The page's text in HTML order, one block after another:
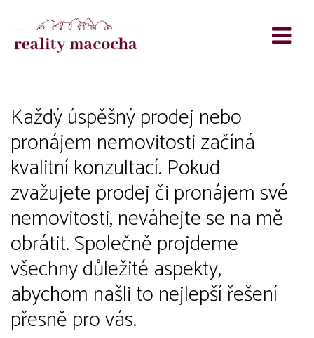
Každý úspěšný prodej nebo
pronájem nemovitosti začíná
kvalitní konzultací. Pokud
zvažujete prodej či pronájem své
nemovitosti, neváhejte se na mě
obrátit. Společně projdeme
všechny důležité aspekty,
abychom našli to nejlepší řešení
přesně pro vás.